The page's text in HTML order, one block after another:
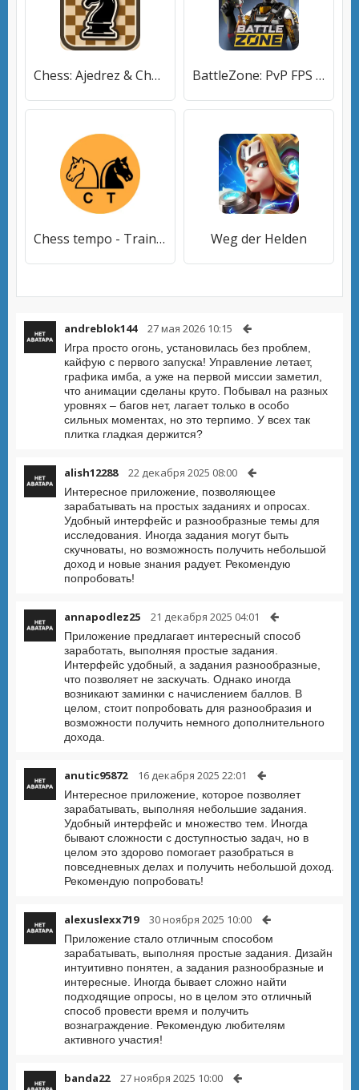
Chess: Ajedrez & Chess online BattleZone: PvP FPS Shooter
Chess tempo - Train chess tact Weg der Helden
andreblok144 27 мая 2026 10:15
Игра просто огонь, установилась без проблем,
кайфую с первого запуска! Управление летает,
графика имба, а уже на первой миссии заметил,
что анимации сделаны круто. Побывал на разных
уровнях – багов нет, лагает только в особо
сильных моментах, но это терпимо. У всех так
плитка гладкая держится?
alish12288 22 декабря 2025 08:00
Интересное приложение, позволяющее
зарабатывать на простых заданиях и опросах.
Удобный интерфейс и разнообразные темы для
исследования. Иногда задания могут быть
скучноваты, но возможность получить небольшой
доход и новые знания радует. Рекомендую
попробовать!
annapodlez25 21 декабря 2025 04:01
Приложение предлагает интересный способ
заработать, выполняя простые задания.
Интерфейс удобный, а задания разнообразные,
что позволяет не заскучать. Однако иногда
возникают заминки с начислением баллов. В
целом, стоит попробовать для разнообразия и
возможности получить немного дополнительного
дохода.
anutic95872 16 декабря 2025 22:01
Интересное приложение, которое позволяет
зарабатывать, выполняя небольшие задания.
Удобный интерфейс и множество тем. Иногда
бывают сложности с доступностью задач, но в
целом это здорово помогает разобраться в
повседневных делах и получить небольшой доход.
Рекомендую попробовать!
alexuslexx719 30 ноября 2025 10:00
Приложение стало отличным способом
зарабатывать, выполняя простые задания. Дизайн
интуитивно понятен, а задания разнообразные и
интересные. Иногда бывает сложно найти
подходящие опросы, но в целом это отличный
способ провести время и получить
вознаграждение. Рекомендую любителям
активного участия!
banda22 27 ноября 2025 10:00